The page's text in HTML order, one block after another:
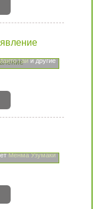
Гайи другие
Менма Узумаки